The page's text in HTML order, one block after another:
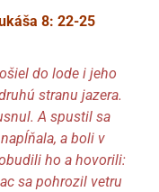
8: 22-25
do lode i jeho
stranu jazera.
A spustil sa
a boli v
ho a hovorili:
sa pohrozil vetru